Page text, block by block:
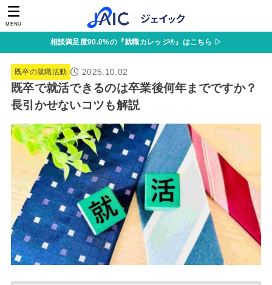
MENU
相談満足度90.0%の『就職カレッジ®』はこちら ▷
既卒の就職活動 2025.10.02
既卒で就活できるのは卒業後何年までですか？
長引かせないコツも解説